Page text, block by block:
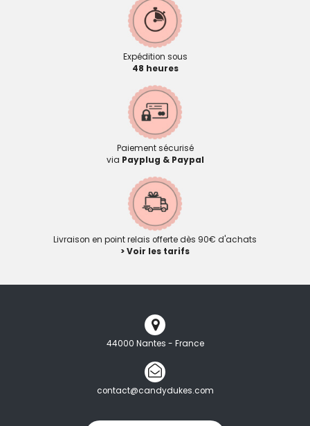
Expédition sous
48 heures
Paiement sécurisé
via Payplug & Paypal
Livraison en point relais offerte dès 90€ d'achats
> Voir les tarifs
44000 Nantes - France
contact@candydukes.com